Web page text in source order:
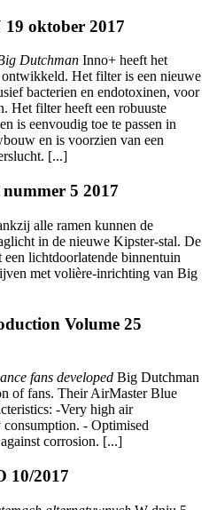
oktober 2017
Dutchman Inno+ heeft het
Het filter is een nieuwe
bacterien en endotoxinen, voor
Het filter heeft een robuuste
is eenvoudig toe te passen in
en is voorzien van een
[...]
5 2017
alle ramen kunnen de
in de nieuwe Kipster-stal. De
lichtdoorlatende binnentuin
met volière-inrichting van Big
Volume 25
fans developed Big Dutchman
of fans. Their AirMaster Blue
-Very high air
- Optimised
corrosion. [...]
10/2017